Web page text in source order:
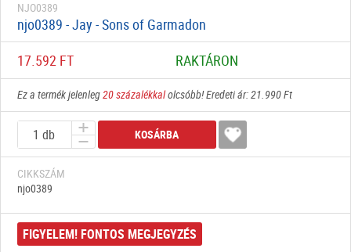
NJO0389
njo0389 - Jay - Sons of Garmadon
17.592 FT
RAKTÁRON
Ez a termék jelenleg20 százalékkalolcsóbb! Eredeti ár: 21.990 Ft
KOSÁRBA
CIKKSZÁM
njo0389
FIGYELEM! FONTOS MEGJEGYZÉS